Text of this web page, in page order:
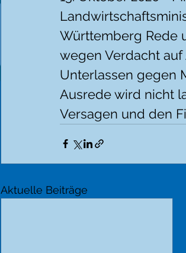
Württemberg Rede
wegen Verdacht
Unterlassen gegen
Ausrede wird nicht
Versagen und den
Aktuelle Beiträge